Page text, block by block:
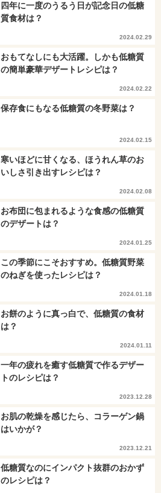
四年に一度のうるう日が記念日の低糖
質食材は？
2024.02.29
おもてなしにも大活躍。しかも低糖質
の簡単豪華デザートレシピは？
2024.02.22
保存食にもなる低糖質の冬野菜は？
2024.02.15
寒いほどに甘くなる、ほうれん草のお
いしさ引き出すレシピは？
2024.02.08
お布団に包まれるような食感の低糖質
のデザートは？
2024.01.25
この季節にこそおすすめ。低糖質野菜
のねぎを使ったレシピは？
2024.01.18
お餅のように真っ白で、低糖質の食材
は？
2024.01.11
一年の疲れを癒す低糖質で作るデザー
トのレシピは？
2023.12.28
お肌の乾燥を感じたら、コラーゲン鍋
はいかが？
2023.12.21
低糖質なのにインパクト抜群のおかず
のレシピは？